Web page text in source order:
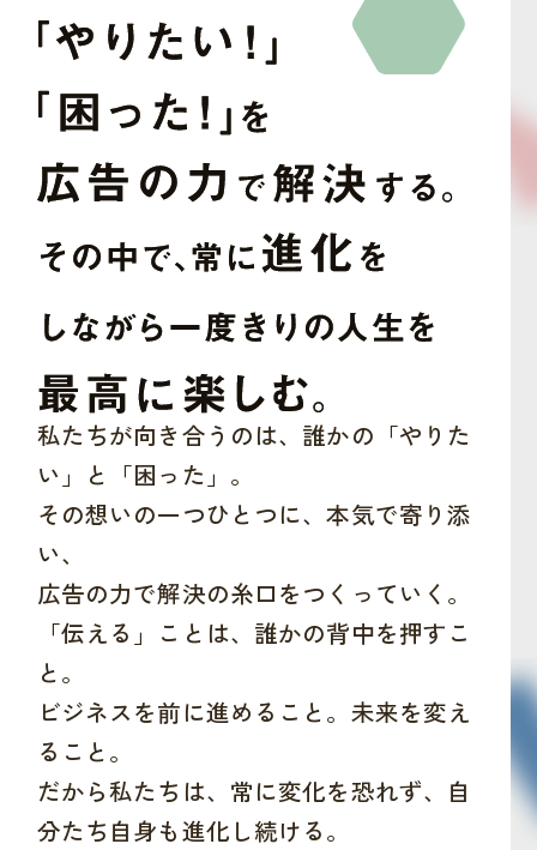
私たちが向き合うのは、誰かの「やりた
い」と「困った」。
その想いの一つひとつに、本気で寄り添
い、
広告の力で解決の糸口をつくっていく。
「伝える」ことは、誰かの背中を押すこ
と。
ビジネスを前に進めること。未来を変え
ること。
だから私たちは、常に変化を恐れず、自
分たち自身も進化し続ける。